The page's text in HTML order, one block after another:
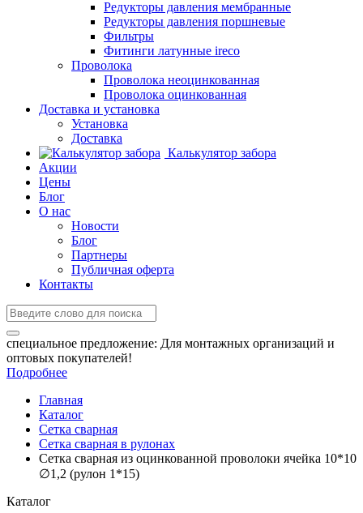
Редукторы давления мембранные
Редукторы давления поршневые
Фильтры
Фитинги латунные ireco
Проволока
Проволока неоцинкованная
Проволока оцинкованная
Доставка и установка
Установка
Доставка
Калькулятор забора
Акции
Цены
Блог
О нас
Новости
Блог
Партнеры
Публичная оферта
Контакты
специальное предложение: Для монтажных организаций и
оптовых покупателей!
Подробнее
Главная
Каталог
Сетка сварная
Сетка сварная в рулонах
Сетка сварная из оцинкованной проволоки ячейка 10*10
∅1,2 (рулон 1*15)
Каталог